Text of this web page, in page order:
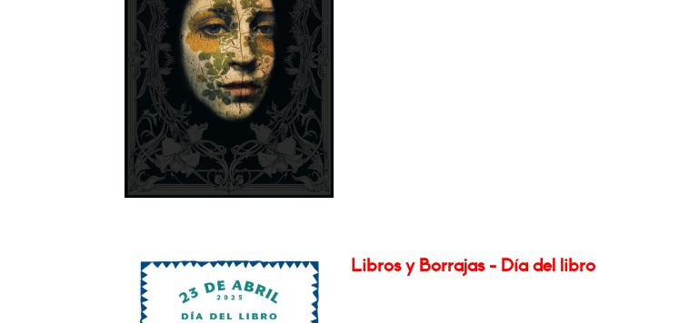
Libros y Borrajas - Día del libro